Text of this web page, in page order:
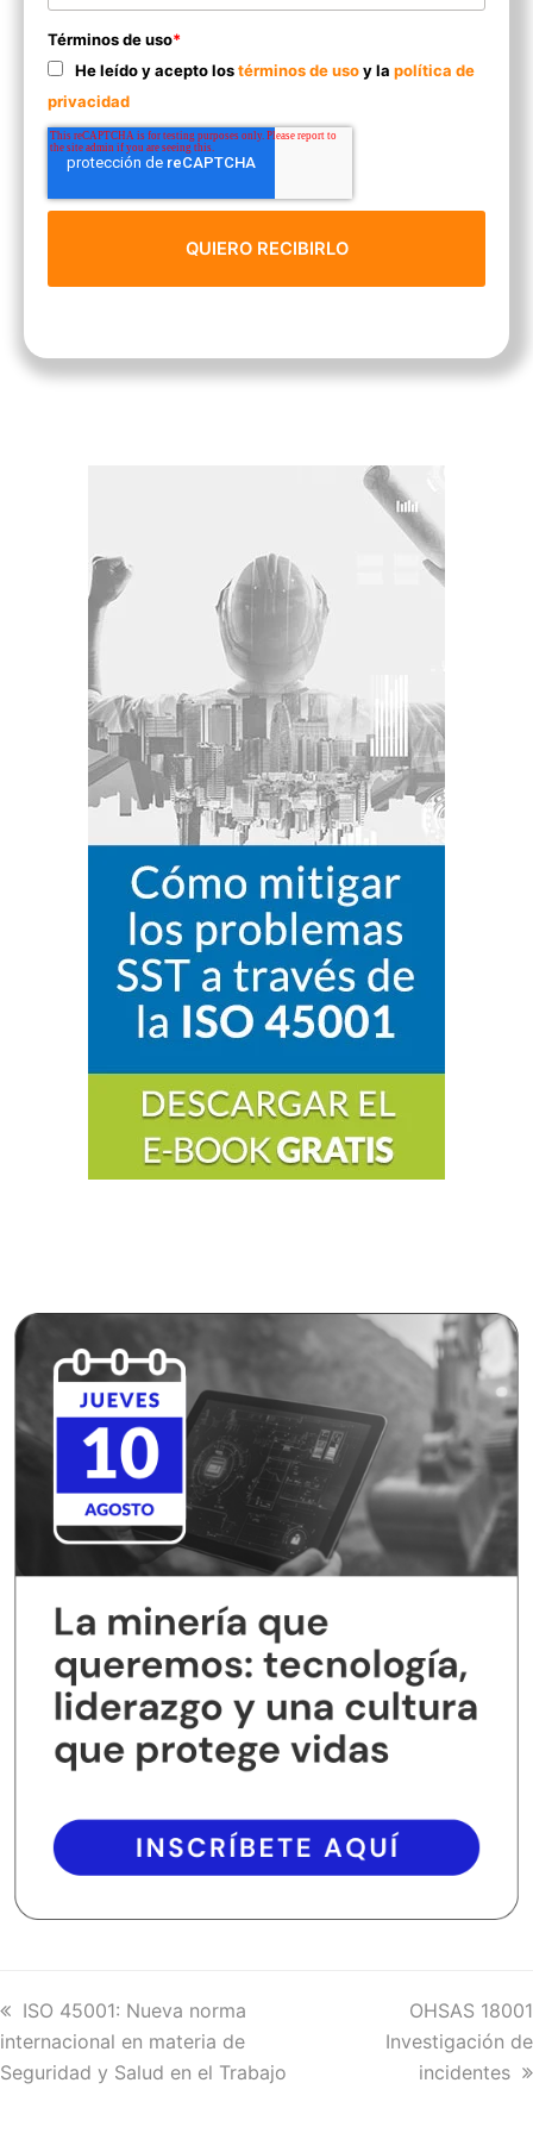
Términos de uso*
He leído y acepto lostérminos de usoy la política de
privacidad
previous
post:
ISO 45001: Nueva norma
internacional en materia de
Seguridad y Salud en el Trabajo
next
post:
OHSAS 18001
Investigación de
incidentes